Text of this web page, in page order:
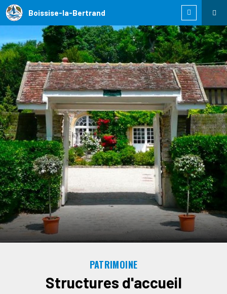
Boissise-la-Bertrand
PATRIMOINE
Structures d'accueil